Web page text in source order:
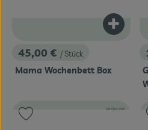
, Preis:
45,00 € / Stück
Mama Wochenbett Box
Produkt
, Kontrollstelle:
DE-ÖKO-006